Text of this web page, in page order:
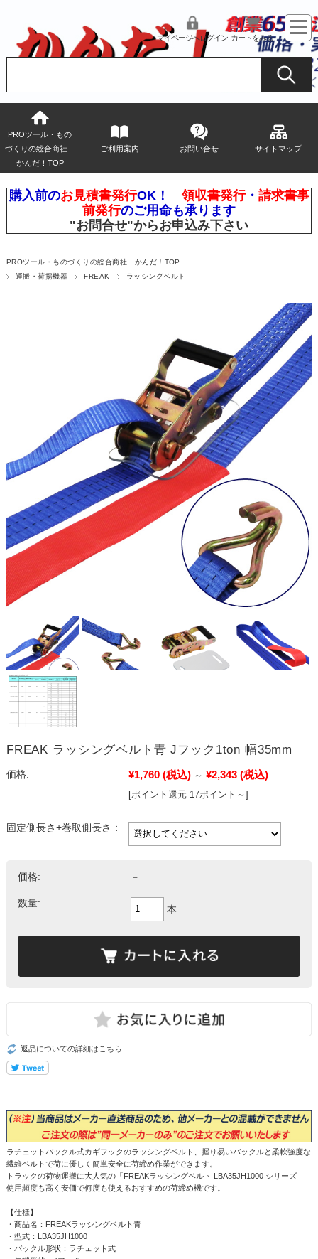
マイページへログイン カートをみる
PROツール・もの
づくりの総合商社
かんだ！TOP
ご利用案内 お問い合せ サイトマップ
購入前のお見積書発行OK！ 領収書発行・ 請求書事
前発行のご用命も承ります
"お問合せ"からお申込み下さい
PROツール・ものづくりの総合商社 かんだ！TOP
運搬・荷揚機器
FREAK ラッシングベルト
FREAK ラッシングベルト青 Jフック1ton 幅35mm
価格: ¥1,760 (税込) ～ ¥2,343 (税込)
[ポイント還元 17ポイント～]
固定側長さ+巻取側長さ：
価格: －
数量:
本
返品についての詳細はこちら
ラチェットバックル式カギフックのラッシングベルト、握り易いバックルと柔軟強度な
繊維ベルトで荷に優しく簡単安全に荷締め作業ができます。
トラックの荷物運搬に大人気の「FREAKラッシングベルト LBA35JH1000 シリーズ」
使用頻度も高く安価で何度も使えるおすすめの荷締め機です。
【仕様】
・商品名：FREAKラッシングベルト青
・型式：LBA35JH1000
・バックル形状：ラチェット式